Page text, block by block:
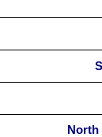
North